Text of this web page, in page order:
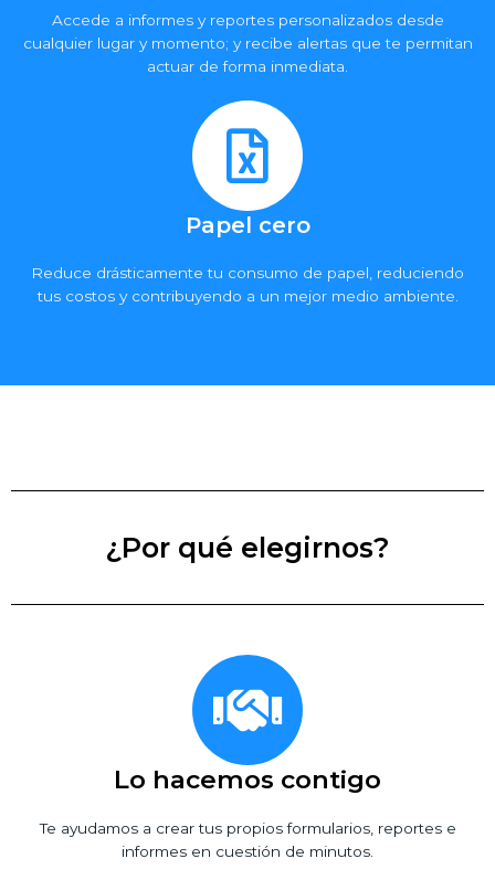
Accede a informes y reportes personalizados desde
cualquier lugar y momento; y recibe alertas que te permitan
actuar de forma inmediata.
Papel cero
Reduce drásticamente tu consumo de papel, reduciendo
tus costos y contribuyendo a un mejor medio ambiente.
¿Por qué elegirnos?
Lo hacemos contigo
Te ayudamos a crear tus propios formularios, reportes e
informes en cuestión de minutos.